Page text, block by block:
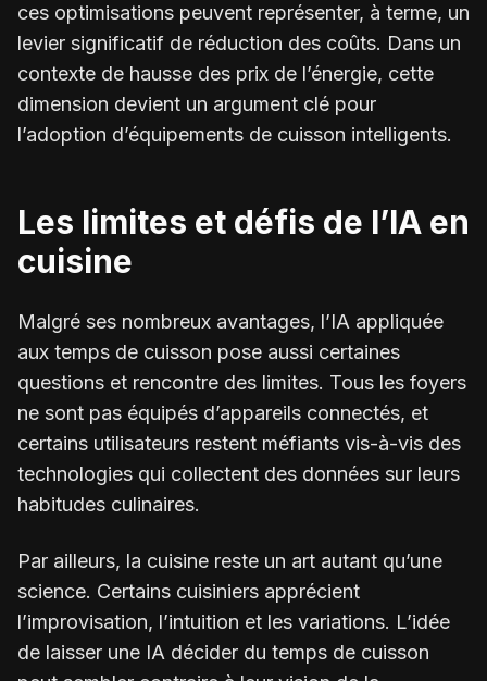
ces optimisations peuvent représenter, à terme, un
levier significatif de réduction des coûts. Dans un
contexte de hausse des prix de l’énergie, cette
dimension devient un argument clé pour
l’adoption d’équipements de cuisson intelligents.
Les limites et défis de l’IA en
cuisine
Malgré ses nombreux avantages, l’IA appliquée
aux temps de cuisson pose aussi certaines
questions et rencontre des limites. Tous les foyers
ne sont pas équipés d’appareils connectés, et
certains utilisateurs restent méfiants vis-à-vis des
technologies qui collectent des données sur leurs
habitudes culinaires.
Par ailleurs, la cuisine reste un art autant qu’une
science. Certains cuisiniers apprécient
l’improvisation, l’intuition et les variations. L’idée
de laisser une IA décider du temps de cuisson